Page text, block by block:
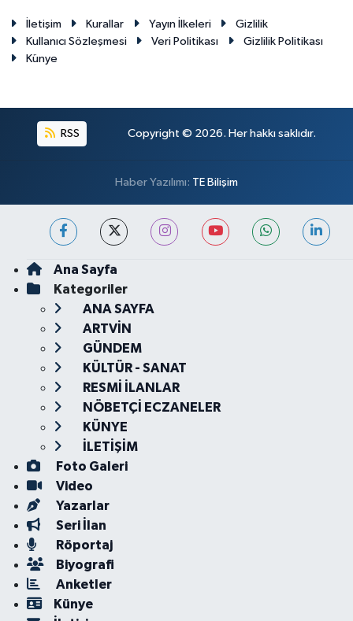
İletişim Kurallar Yayın İlkeleri
Gizlilik
Kullanıcı Sözleşmesi
Veri Politikası
Gizlilik Politikası
Künye
RSS Copyright © 2026. Her hakkı saklıdır.
Haber Yazılımı: TE Bilişim
Ana Sayfa
Kategoriler
ANA SAYFA
ARTVİN
GÜNDEM
KÜLTÜR - SANAT
RESMİ İLANLAR
NÖBETÇİ ECZANELER
KÜNYE
İLETİŞİM
Foto Galeri
Video
Yazarlar
Seri İlan
Röportaj
Biyografi
Anketler
Künye